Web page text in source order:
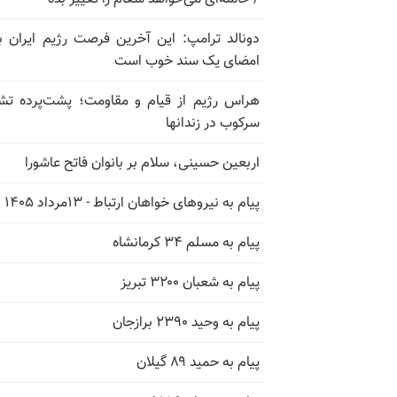
دونالد ترامپ: این آخرین فرصت رژیم ایران
امضای یک سند خوب است
هراس رژیم از قیام و مقاومت؛ پشت‌پرده
سرکوب در زندانها
اربعین حسینی، سلام بر بانوان فاتح عاشورا
پیام به نیروهای خواهان ارتباط - ۱۳مرداد ۱۴۰۵
پیام به مسلم ۳۴ کرمانشاه
پیام به شعبان ۳۲۰۰ تبریز
پیام به وحید ۲۳۹۰ برازجان
پیام به حمید ۸۹ گیلان